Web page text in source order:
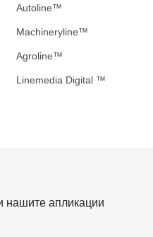
Autoline™
Machineryline™
Agroline™
Linemedia Digital ™
нашите апликации